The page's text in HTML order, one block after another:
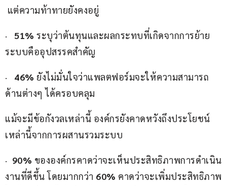
แต่ความท้าทายยังคงอยู่
· 51% ระบุว่าต้นทุนและผลกระทบที่เกิดจากการย้าย
ระบบคืออุปสรรคสำคัญ
· 46% ยังไม่มั่นใจว่าแพลตฟอร์มจะให้ความสามารถ
ด้านต่างๆ ได้ครอบคลุม
แม้จะมีข้อกังวลเหล่านี้ องค์กรยังคาดหวังถึงประโยชน์
เหล่านี้จากการผสานรวมระบบ
· 90% ขององค์กรคาดว่าจะเห็นประสิทธิภาพการดำเนิน
งานที่ดีขึ้น โดยมากกว่า 60% คาดว่าจะเพิ่มประสิทธิภาพ